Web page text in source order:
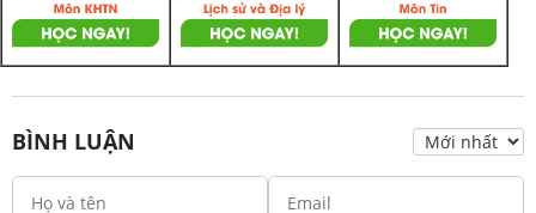
BÌNH LUẬN